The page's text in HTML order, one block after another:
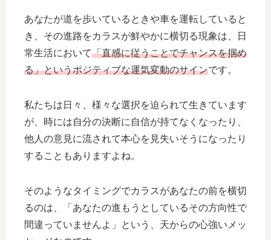
あなたが道を歩いているときや車を運転していると
き、その進路をカラスが鮮やかに横切る現象は、日
常生活において「直感に従うことでチャンスを掴め
る」というポジティブな運気変動のサインです。
私たちは日々、様々な選択を迫られて生きています
が、時には自分の決断に自信が持てなくなったり、
他人の意見に流されて本心を見失いそうになったり
することもありますよね。
そのようなタイミングでカラスがあなたの前を横切
るのは、「あなたの進もうとしているその方向性で
間違っていませんよ」という、天からの心強いメッ